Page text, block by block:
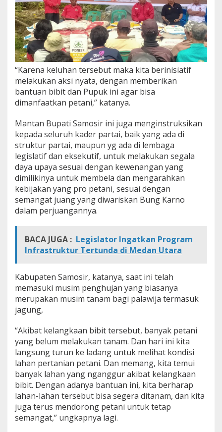
“Karena keluhan tersebut maka kita berinisiatif
melakukan aksi nyata, dengan memberikan
bantuan bibit dan Pupuk ini agar bisa
dimanfaatkan petani,” katanya.
Mantan Bupati Samosir ini juga menginstruksikan
kepada seluruh kader partai, baik yang ada di
struktur partai, maupun yg ada di lembaga
legislatif dan eksekutif, untuk melakukan segala
daya upaya sesuai dengan kewenangan yang
dimilikinya untuk membela dan mengarahkan
kebijakan yang pro petani, sesuai dengan
semangat juang yang diwariskan Bung Karno
dalam perjuangannya.
BACA JUGA : Legislator Ingatkan Program
Infrastruktur Tertunda di Medan Utara
Kabupaten Samosir, katanya, saat ini telah
memasuki musim penghujan yang biasanya
merupakan musim tanam bagi palawija termasuk
jagung,
“Akibat kelangkaan bibit tersebut, banyak petani
yang belum melakukan tanam. Dan hari ini kita
langsung turun ke ladang untuk melihat kondisi
lahan pertanian petani. Dan memang, kita temui
banyak lahan yang nganggur akibat kelangkaan
bibit. Dengan adanya bantuan ini, kita berharap
lahan-lahan tersebut bisa segera ditanam, dan kita
juga terus mendorong petani untuk tetap
semangat,” ungkapnya lagi.